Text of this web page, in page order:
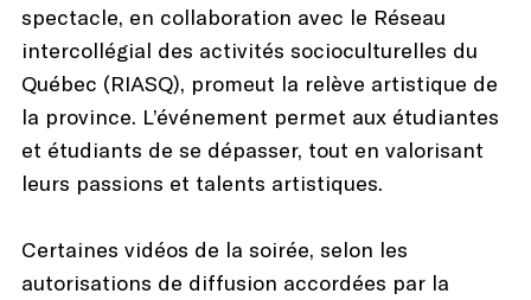
spectacle, en collaboration avec le Réseau
intercollégial des activités socioculturelles du
Québec (RIASQ), promeut la relève artistique de
la province. L’événement permet aux étudiantes
et étudiants de se dépasser, tout en valorisant
leurs passions et talents artistiques.
Certaines vidéos de la soirée, selon les
autorisations de diffusion accordées par la